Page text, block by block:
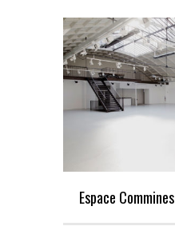
Espace Commines